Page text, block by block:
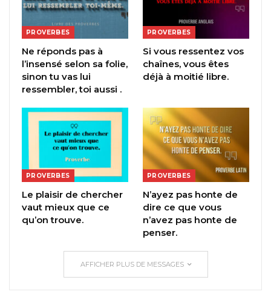
PROVERBES
Ne réponds pas à
l’insensé selon sa folie,
sinon tu vas lui
ressembler, toi aussi .
PROVERBES
Si vous ressentez vos
chaînes, vous êtes
déjà à moitié libre.
PROVERBES
Le plaisir de chercher
vaut mieux que ce
qu’on trouve.
PROVERBES
N’ayez pas honte de
dire ce que vous
n’avez pas honte de
penser.
AFFICHER PLUS DE MESSAGES